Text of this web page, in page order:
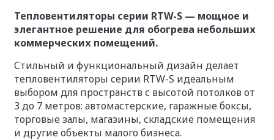
Тепловентиляторы серии RTW-S — мощное и
элегантное решение для обогрева небольших
коммерческих помещений.
Стильный и функциональный дизайн делает
тепловентиляторы серии RTW-S идеальным
выбором для пространств с высотой потолков от
3 до 7 метров: автомастерские, гаражные боксы,
торговые залы, магазины, складские помещения
и другие объекты малого бизнеса.